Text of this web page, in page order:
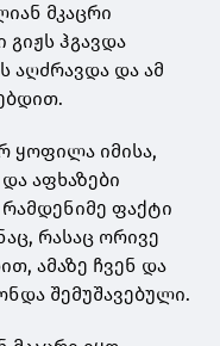
მკაცრი
გიჟს ჰგავდა
აღძრავდა და ამ
ყოფილა იმისა,
აფხაზები
ფაქტი
რასაც ორივე
ამაზე ჩვენ და
შემუშავებული.